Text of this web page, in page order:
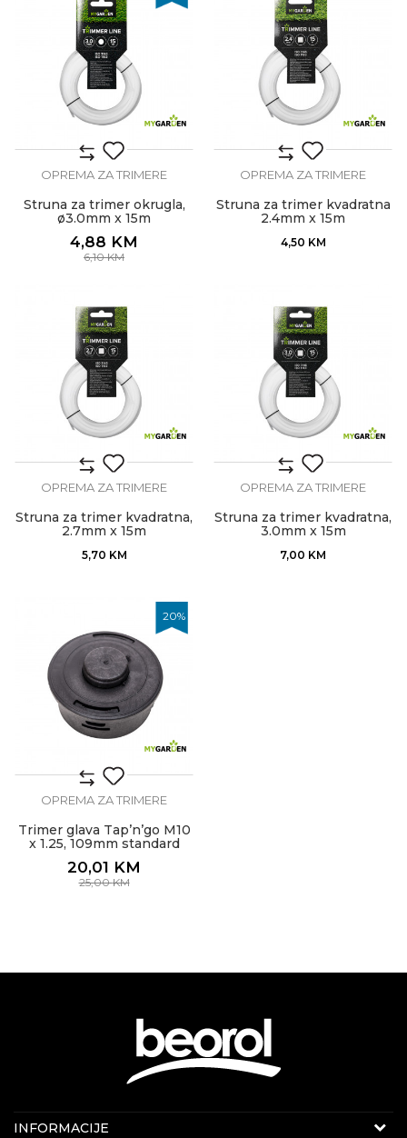
OPREMA ZA TRIMERE
Struna za trimer okrugla,
ø3.0mm x 15m
4,88 KM
6,10KM
OPREMA ZA TRIMERE
Struna za trimer kvadratna
2.4mm x 15m
4,50 KM
OPREMA ZA TRIMERE
Struna za trimer kvadratna,
2.7mm x 15m
5,70 KM
OPREMA ZA TRIMERE
Struna za trimer kvadratna,
3.0mm x 15m
7,00 KM
20%
OPREMA ZA TRIMERE
Trimer glava Tap’n’go M10
x 1.25, 109mm standard
20,01 KM
25,00KM
Internet prodaja
INFORMACIJE